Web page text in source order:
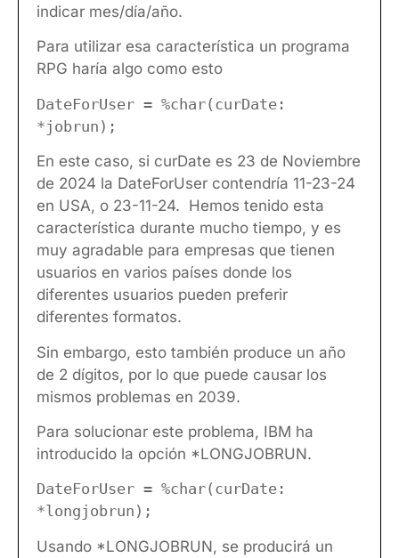
indicar mes/día/año.
Para utilizar esa característica un programa
RPG haría algo como esto
DateForUser = %char(curDate:
*jobrun);
En este caso, si curDate es 23 de Noviembre
de 2024 la DateForUser contendría 11-23-24
en USA, o 23-11-24. Hemos tenido esta
característica durante mucho tiempo, y es
muy agradable para empresas que tienen
usuarios en varios países donde los
diferentes usuarios pueden preferir
diferentes formatos.
Sin embargo, esto también produce un año
de 2 dígitos, por lo que puede causar los
mismos problemas en 2039.
Para solucionar este problema, IBM ha
introducido la opción *LONGJOBRUN.
DateForUser = %char(curDate:
*longjobrun);
Usando *LONGJOBRUN, se producirá un